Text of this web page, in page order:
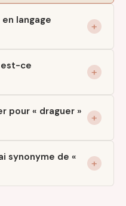
langage
est-ce
pour « draguer »
synonyme de «